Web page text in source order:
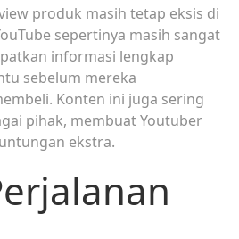
produk masih tetap eksis di
sepertinya masih sangat
informasi lengkap
sebelum mereka
Konten ini juga sering
pihak, membuat Youtuber
ekstra.